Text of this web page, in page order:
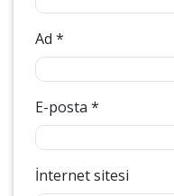
Ad *
E-posta *
İnternet sitesi